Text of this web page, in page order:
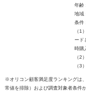
年齢
地域
条件
（1
ード
時購
（2
（3
※オリコン顧客満足度ランキングは
常値を排除）および調査対象者条件